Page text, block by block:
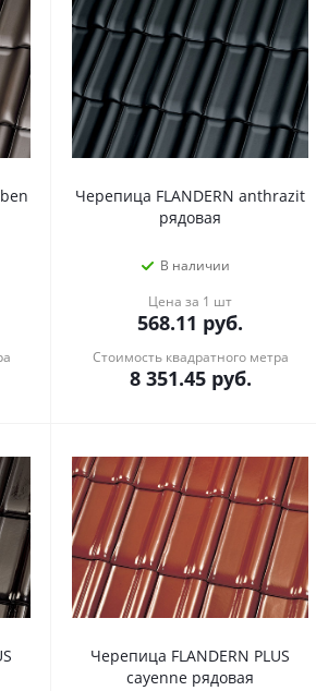
Черепица FLANDERN anthrazit
рядовая
В наличии
Цена за 1 шт
568.11 руб.
Стоимость квадратного метра
8 351.45руб.
Черепица FLANDERN PLUS
cayenne рядовая